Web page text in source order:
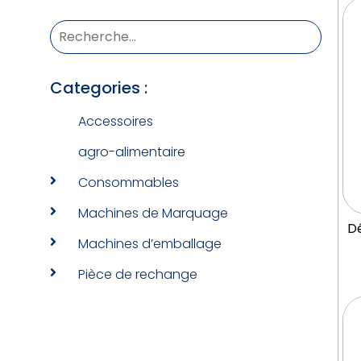
Categories :
Accessoires
agro-alimentaire
Consommables
Machines de Marquage
Machines d’emballage
Pièce de rechange